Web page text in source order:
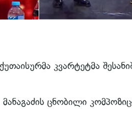
კვარტეტმა
ცნობილი